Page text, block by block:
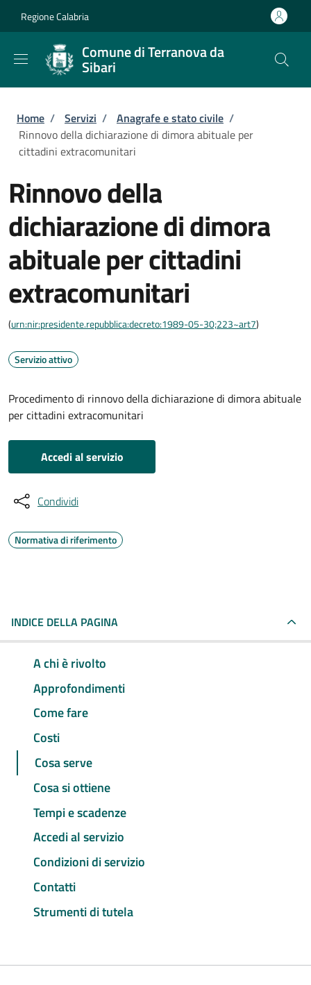
Regione Calabria
Comune di Terranova da
Sibari
Briciole di pane
Home / Servizi / Anagrafe e stato civile /
Rinnovo della dichiarazione di dimora abituale per
cittadini extracomunitari
Rinnovo della
dichiarazione di dimora
abituale per cittadini
extracomunitari
(urn:nir:presidente.repubblica:decreto:1989-05-30;223~art7)
Servizio attivo
Procedimento di rinnovo della dichiarazione di dimora abituale
per cittadini extracomunitari
Accedi al servizio
Condividi
Normativa di riferimento
INDICE DELLA PAGINA
A chi è rivolto
Approfondimenti
Come fare
Costi
Cosa serve
Cosa si ottiene
Tempi e scadenze
Accedi al servizio
Condizioni di servizio
Contatti
Strumenti di tutela